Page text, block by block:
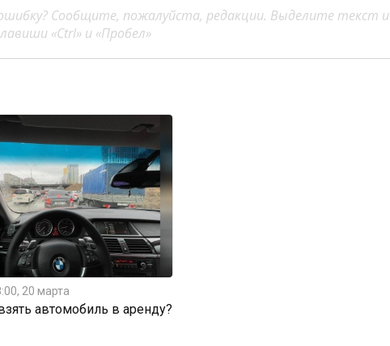
Сообщите, пожалуйста, редакции. Выделите текст и
«Ctrl» и «Пробел»
20 марта
автомобиль в аренду?